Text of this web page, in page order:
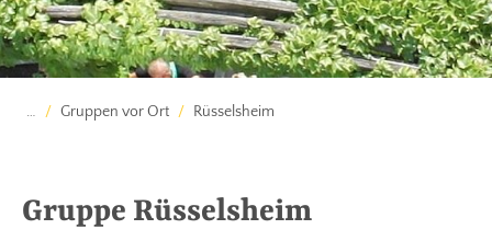
… Gruppen vor Ort Rüsselsheim
Gruppe Rüsselsheim